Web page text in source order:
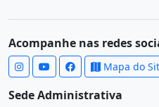
Acompanhe nas redes
Mapa do
Sede Administrativa